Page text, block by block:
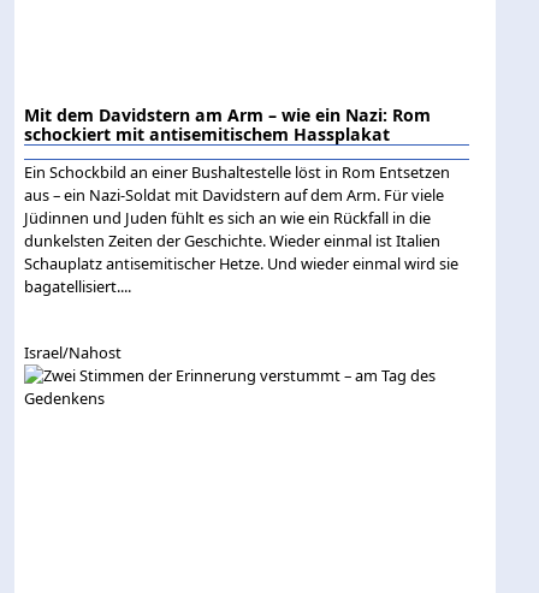
Mit dem Davidstern am Arm – wie ein Nazi: Rom
schockiert mit antisemitischem Hassplakat
Ein Schockbild an einer Bushaltestelle löst in Rom Entsetzen
aus – ein Nazi-Soldat mit Davidstern auf dem Arm. Für viele
Jüdinnen und Juden fühlt es sich an wie ein Rückfall in die
dunkelsten Zeiten der Geschichte. Wieder einmal ist Italien
Schauplatz antisemitischer Hetze. Und wieder einmal wird sie
bagatellisiert....
Israel/Nahost